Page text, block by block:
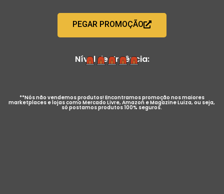
PEGAR PROMOÇÃO
Nível de Urgência:
**Nós não vendemos produtos! Encontramos promoção nos maiores
marketplaces e lojas como Mercado Livre, Amazon e Magazine Luiza, ou seja,
só postamos produtos 100% seguros.